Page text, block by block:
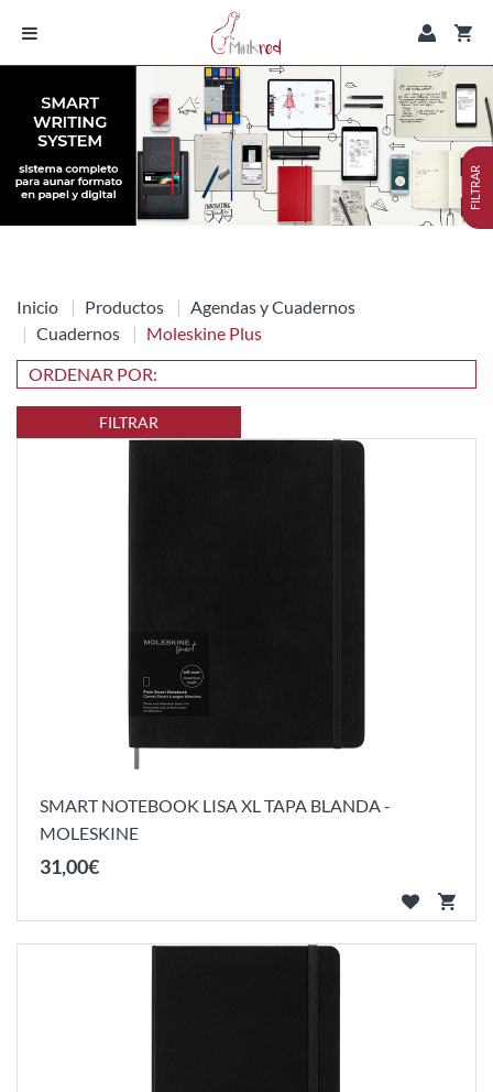
Inicio Productos
Agendas y Cuadernos
Cuadernos
Moleskine Plus
FILTRAR
FILTRAR
SMART NOTEBOOK LISA XL TAPA BLANDA -
MOLESKINE
31,00€